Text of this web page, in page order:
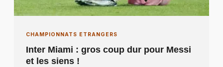
CHAMPIONNATS ETRANGERS
Inter Miami : gros coup dur pour Messi
et les siens !